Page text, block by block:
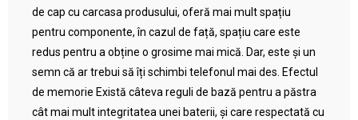
de cap cu carcasa produsului, oferă mai mult spațiu
pentru componente, în cazul de față, spațiu care este
redus pentru a obține o grosime mai mică. Dar, este și un
semn că ar trebui să îți schimbi telefonul mai des. Efectul
de memorie Există câteva reguli de bază pentru a păstra
cât mai mult integritatea unei baterii, și care respectată cu